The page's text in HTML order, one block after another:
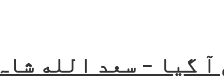
گیا – سعد الله شاہ